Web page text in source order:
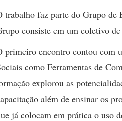
trabalho faz parte do Grupo de
consiste em um coletivo
primeiro encontro contou com
como Ferramentas de
explorou as
além de ensinar os
já colocam em prática o uso